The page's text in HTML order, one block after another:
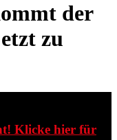
der
zu
Klicke hier für